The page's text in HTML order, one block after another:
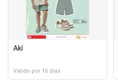
Akí
Válido por 15 días